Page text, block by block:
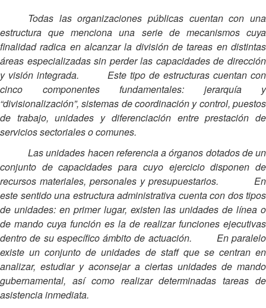
Todas las organizaciones públicas cuentan con una
estructura que menciona una serie de mecanismos cuya
finalidad radica en alcanzar la división de tareas en distintas
áreas especializadas sin perder las capacidades de dirección
y visión integrada. Este tipo de estructuras cuentan con
cinco componentes fundamentales: jerarquía y
“divisionalización”, sistemas de coordinación y control, puestos
de trabajo, unidades y diferenciación entre prestación de
servicios sectoriales o comunes.
Las unidades hacen referencia a órganos dotados de un
conjunto de capacidades para cuyo ejercicio disponen de
recursos materiales, personales y presupuestarios. En
este sentido una estructura administrativa cuenta con dos tipos
de unidades: en primer lugar, existen las unidades de línea o
de mando cuya función es la de realizar funciones ejecutivas
dentro de su específico ámbito de actuación. En paralelo
existe un conjunto de unidades de staff que se centran en
analizar, estudiar y aconsejar a ciertas unidades de mando
gubernamental, así como realizar determinadas tareas de
asistencia inmediata.